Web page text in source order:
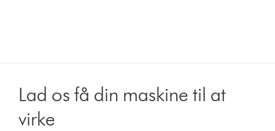
Lad os få din maskine til at
virke